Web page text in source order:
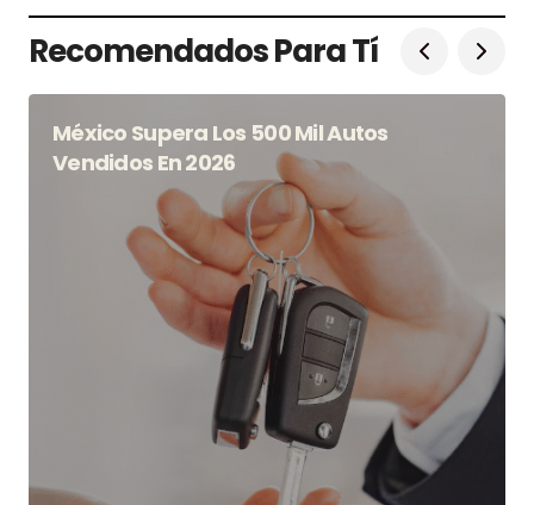
Recomendados Para Tí
México Supera Los 500 Mil Autos
Vendidos En 2026